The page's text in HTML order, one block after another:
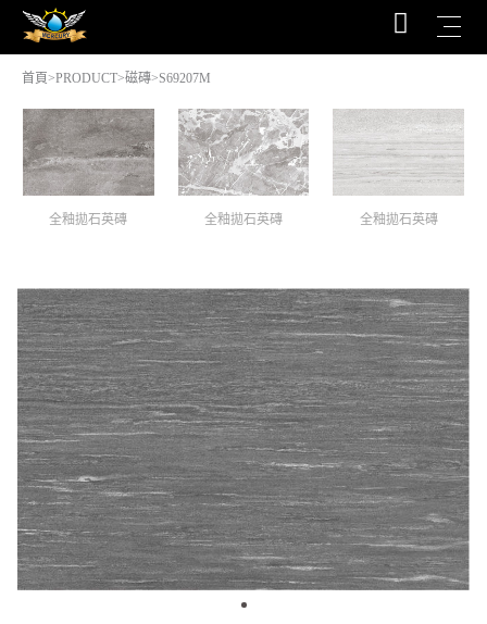
首頁>PRODUCT>磁磚>S69207M
全釉拋石英磚 全釉拋石英磚 全釉拋石英磚